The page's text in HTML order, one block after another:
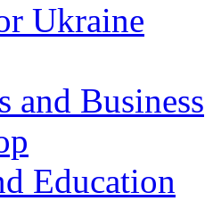
Ukraine
and Business
Education